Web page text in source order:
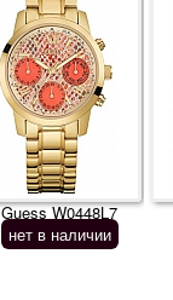
Guess W0448L7
нет в наличии